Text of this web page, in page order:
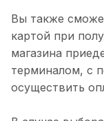
Вы также
картой при
магазина
терминалом, с
осуществить